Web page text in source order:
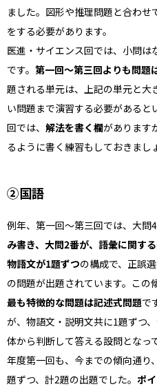
ました。図形や推理問題と合わ
をする必要があります。
医進・サイエンス回では、小問
です。 第一回〜第三回よりも問題
題される単元は、上記の単元と大
い問題まで演習する必要があると
回では、 解法を書く欄があります
るように書く練習もしておきまし
②国語
例年、第一回〜第三回では、大問4
み書き、大問2番が、語彙に関す
物語文が1題ずつの構成で、正誤
の問題が出題されています。この
最も特徴的な問題は記述式問題で
が、物語文・説明文共に1題ずつ
体から判断して答える設問となっ
年度第一回も、今までの傾向通り
題ずつ、計2題の出題でした。 ポ